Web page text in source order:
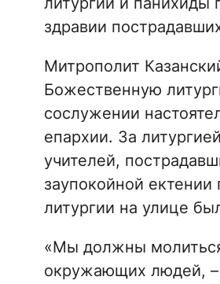
здравии
Митрополит
Божественную
сослужении
епархии. За
учителей,
заупокойной
литургии на улице
«Мы должны
окружающих людей, –